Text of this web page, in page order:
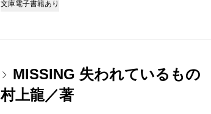
文庫電子書籍あり
MISSING 失われているもの
村上龍／著